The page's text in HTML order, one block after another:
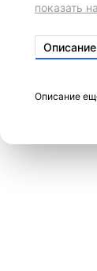
показать
Описание
Описание